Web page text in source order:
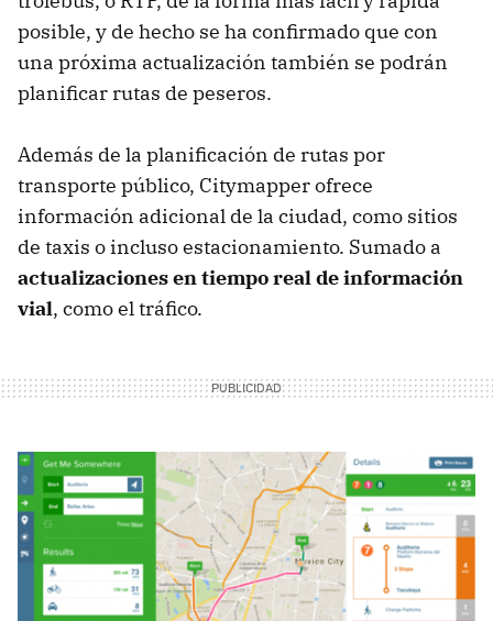
posible, y de hecho se ha confirmado que con
una próxima actualización también se podrán
planificar rutas de peseros.
Además de la planificación de rutas por
transporte público, Citymapper ofrece
información adicional de la ciudad, como sitios
de taxis o incluso estacionamiento. Sumado a
actualizaciones en tiempo real de información
vial, como el tráfico.